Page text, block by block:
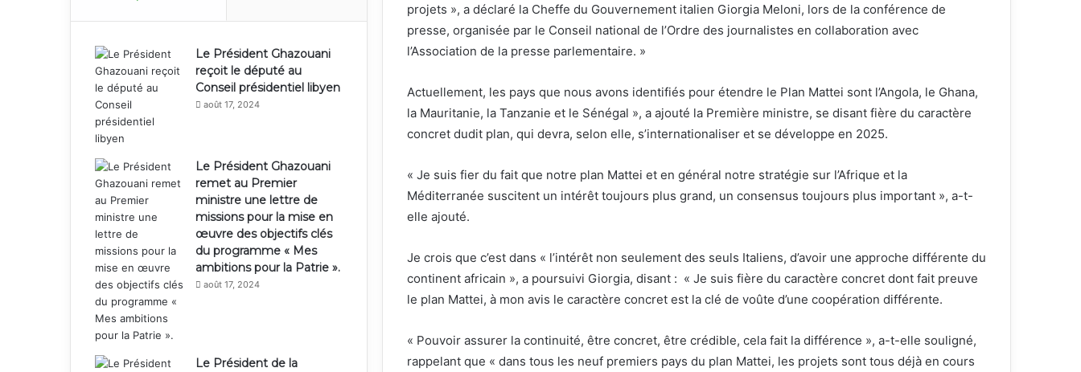
projets », a déclaré la Cheffe du Gouvernement italien Giorgia Meloni, lors de la conférence de
presse, organisée par le Conseil national de l’Ordre des journalistes en collaboration avec
l’Association de la presse parlementaire. »
Actuellement, les pays que nous avons identifiés pour étendre le Plan Mattei sont l’Angola, le Ghana,
la Mauritanie, la Tanzanie et le Sénégal », a ajouté la Première ministre, se disant fière du caractère
concret dudit plan, qui devra, selon elle, s’internationaliser et se développe en 2025.
« Je suis fier du fait que notre plan Mattei et en général notre stratégie sur l’Afrique et la
Méditerranée suscitent un intérêt toujours plus grand, un consensus toujours plus important », a-t-
elle ajouté.
Je crois que c’est dans « l’intérêt non seulement des seuls Italiens, d’avoir une approche différente du
continent africain », a poursuivi Giorgia, disant : « Je suis fière du caractère concret dont fait preuve
le plan Mattei, à mon avis le caractère concret est la clé de voûte d’une coopération différente.
« Pouvoir assurer la continuité, être concret, être crédible, cela fait la différence », a-t-elle souligné,
rappelant que « dans tous les neuf premiers pays du plan Mattei, les projets sont tous déjà en cours
Le Président Ghazouani
reçoit le député au
Conseil présidentiel libyen
août 17, 2024
Le Président Ghazouani
remet au Premier
ministre une lettre de
missions pour la mise en
œuvre des objectifs clés
du programme « Mes
ambitions pour la Patrie ».
août 17, 2024
Le Président de la